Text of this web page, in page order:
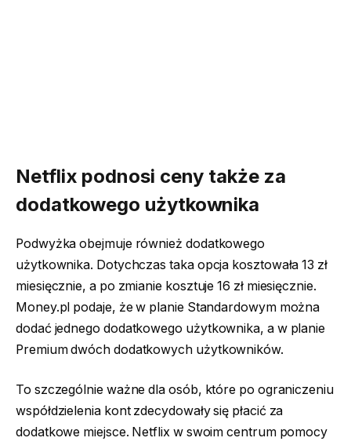
Netflix podnosi ceny także za
dodatkowego użytkownika
Podwyżka obejmuje również dodatkowego
użytkownika. Dotychczas taka opcja kosztowała 13 zł
miesięcznie, a po zmianie kosztuje 16 zł miesięcznie.
Money.pl podaje, że w planie Standardowym można
dodać jednego dodatkowego użytkownika, a w planie
Premium dwóch dodatkowych użytkowników.
To szczególnie ważne dla osób, które po ograniczeniu
współdzielenia kont zdecydowały się płacić za
dodatkowe miejsce. Netflix w swoim centrum pomocy